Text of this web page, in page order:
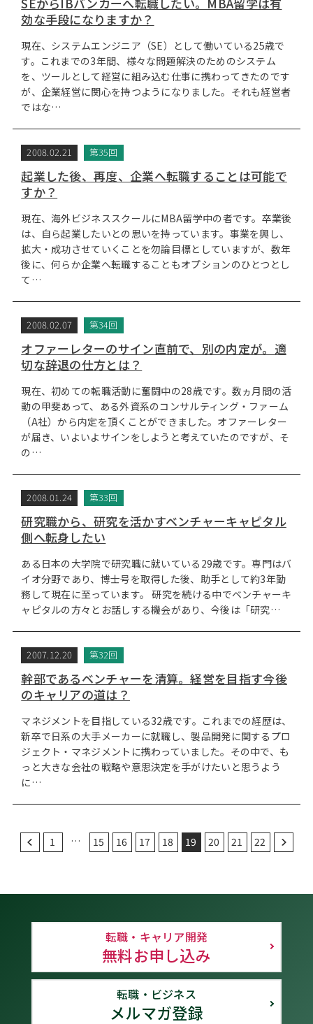
効な手段になりますか？
現在、システムエンジニア（SE）として働いている25歳で
す。これまでの3年間、様々な問題解決のためのシステム
を、ツールとして経営に組み込む仕事に携わってきたのです
が、企業経営に関心を持つようになりました。それも経営者
ではな…
2008.02.21 第35回
起業した後、再度、企業へ転職することは可能で
すか？
現在、海外ビジネススクールにMBA留学中の者です。卒業後
は、自ら起業したいとの思いを持っています。事業を興し、
拡大・成功させていくことを勿論目標としていますが、数年
後に、何らか企業へ転職することもオプションのひとつとし
て…
2008.02.07 第34回
オファーレターのサイン直前で、別の内定が。適
切な辞退の仕方とは？
現在、初めての転職活動に奮闘中の28歳です。数ヵ月間の活
動の甲斐あって、ある外資系のコンサルティング・ファーム
（A社）から内定を頂くことができました。オファーレター
が届き、いよいよサインをしようと考えていたのですが、そ
の…
2008.01.24 第33回
研究職から、研究を活かすベンチャーキャピタル
側へ転身したい
ある日本の大学院で研究職に就いている29歳です。専門はバ
イオ分野であり、博士号を取得した後、助手として約3年勤
務して現在に至っています。 研究を続ける中でベンチャーキ
ャピタルの方々とお話しする機会があり、今後は「研究…
2007.12.20 第32回
幹部であるベンチャーを清算。経営を目指す今後
のキャリアの道は？
マネジメントを目指している32歳です。これまでの経歴は、
新卒で日系の大手メーカーに就職し、製品開発に関するプロ
ジェクト・マネジメントに携わっていました。その中で、も
っと大きな会社の戦略や意思決定を手がけたいと思うよう
に…
1 … 15 16 17 18 19 20 21 22
転職・キャリア開発
無料お申し込み
転職・ビジネス
メルマガ登録